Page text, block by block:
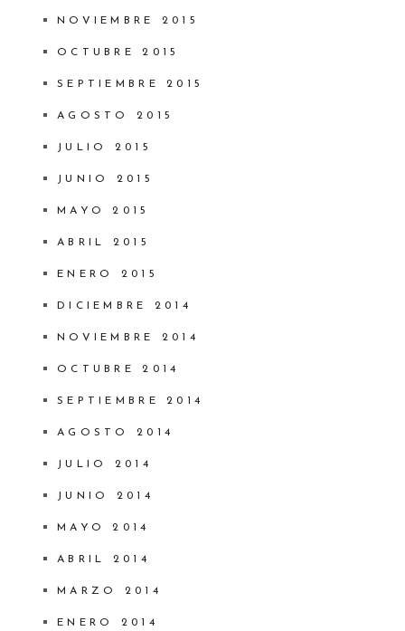
NOVIEMBRE 2015
OCTUBRE 2015
SEPTIEMBRE 2015
AGOSTO 2015
JULIO 2015
JUNIO 2015
MAYO 2015
ABRIL 2015
ENERO 2015
DICIEMBRE 2014
NOVIEMBRE 2014
OCTUBRE 2014
SEPTIEMBRE 2014
AGOSTO 2014
JULIO 2014
JUNIO 2014
MAYO 2014
ABRIL 2014
MARZO 2014
ENERO 2014